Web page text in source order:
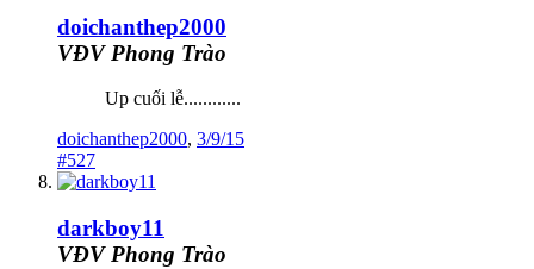
doichanthep2000
VĐV Phong Trào
Up cuối lễ............
doichanthep2000, 3/9/15
#527
darkboy11
VĐV Phong Trào